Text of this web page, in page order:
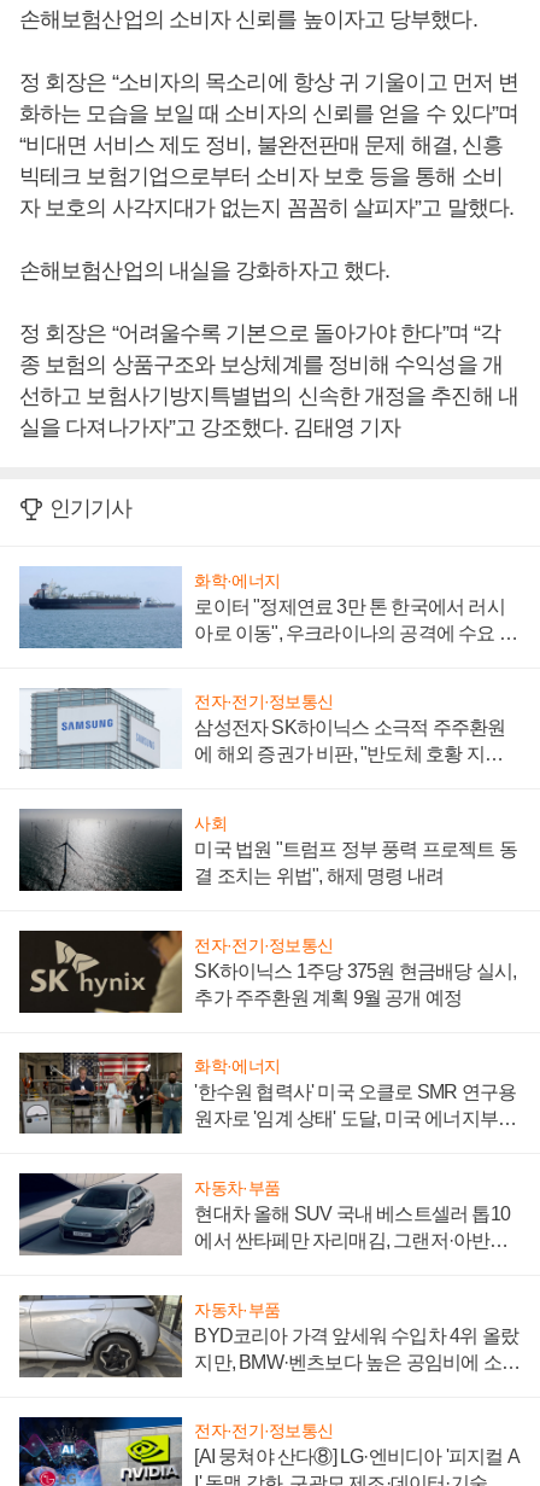
손해보험산업의 소비자 신뢰를 높이자고 당부했다.
정 회장은 “소비자의 목소리에 항상 귀 기울이고 먼저 변
화하는 모습을 보일 때 소비자의 신뢰를 얻을 수 있다”며
“비대면 서비스 제도 정비, 불완전판매 문제 해결, 신흥
빅테크 보험기업으로부터 소비자 보호 등을 통해 소비
자 보호의 사각지대가 없는지 꼼꼼히 살피자”고 말했다.
손해보험산업의 내실을 강화하자고 했다.
정 회장은 “어려울수록 기본으로 돌아가야 한다”며 “각
종 보험의 상품구조와 보상체계를 정비해 수익성을 개
선하고 보험사기방지특별법의 신속한 개정을 추진해 내
실을 다져나가자”고 강조했다. 김태영 기자
인기기사
화학·에너지
로이터 "정제연료 3만 톤 한국에서 러시
아로 이동", 우크라이나의 공격에 수요 늘
전자·전기·정보통신
삼성전자 SK하이닉스 소극적 주주환원
에 해외 증권가 비판, "반도체 호황 지속
사회
미국 법원 "트럼프 정부 풍력 프로젝트 동
결 조치는 위법", 해제 명령 내려
전자·전기·정보통신
SK하이닉스 1주당 375원 현금배당 실시,
추가 주주환원 계획 9월 공개 예정
화학·에너지
'한수원 협력사' 미국 오클로 SMR 연구용
원자로 '임계 상태' 도달, 미국 에너지부
자동차·부품
현대차 올해 SUV 국내 베스트셀러 톱10
에서 싼타페만 자리매김, 그랜저·아반떼
자동차·부품
BYD코리아 가격 앞세워 수입차 4위 올랐
지만, BMW·벤츠보다 높은 공임비에 소비
전자·전기·정보통신
[AI 뭉쳐야 산다⑧] LG·엔비디아 '피지컬 A